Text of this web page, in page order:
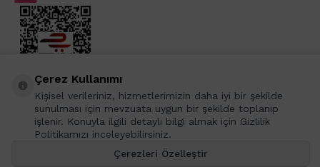
Çerez Kullanımı
Kişisel verileriniz, hizmetlerimizin daha iyi bir şekilde
sunulması için mevzuata uygun bir şekilde toplanıp
işlenir. Konuyla ilgili detaylı bilgi almak için Gizlilik
Politikamızı inceleyebilirsiniz.
Çerezleri Özelleştir